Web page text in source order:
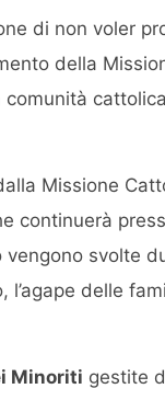
di non voler
della
Missione
continuerà
svolte
delle
Minoriti gestite